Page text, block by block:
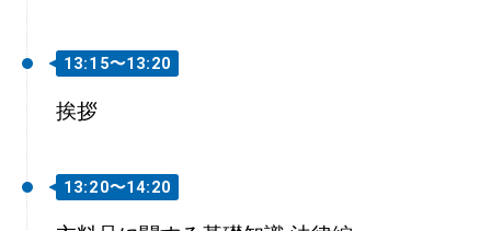
13:15〜13:20
挨拶
13:20〜14:20